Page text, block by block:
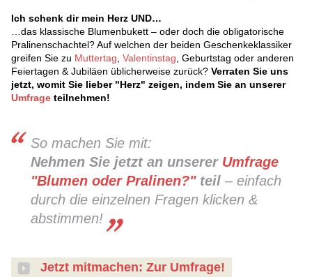
Ich schenk dir mein Herz UND…
…das klassische Blumenbukett – oder doch die obligatorische
Pralinenschachtel? Auf welchen der beiden Geschenkeklassiker
greifen Sie zu Muttertag, Valentinstag, Geburtstag oder anderen
Feiertagen & Jubiläen üblicherweise zurück? Verraten Sie uns
jetzt, womit Sie lieber "Herz" zeigen, indem Sie an unserer
Umfrage teilnehmen!
So machen Sie mit:
Nehmen Sie jetzt an unserer Umfrage
"Blumen oder Pralinen?"teil – einfach
durch die einzelnen Fragen klicken &
abstimmen!
Jetzt mitmachen: Zur Umfrage!